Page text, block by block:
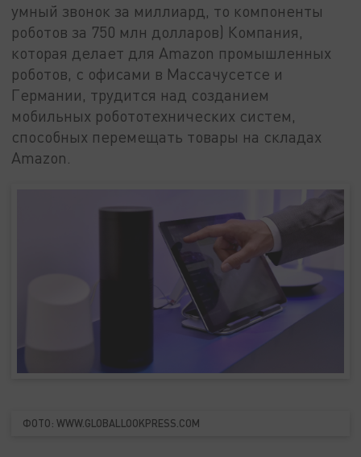
умный звонок за миллиард, то компоненты
роботов за 750 млн долларов) Компания,
которая делает для Amazon промышленных
роботов, с офисами в Массачусетсе и
Германии, трудится над созданием
мобильных робототехнических систем,
способных перемещать товары на складах
Amazon.
ФОТО: WWW.GLOBALLOOKPRESS.COM